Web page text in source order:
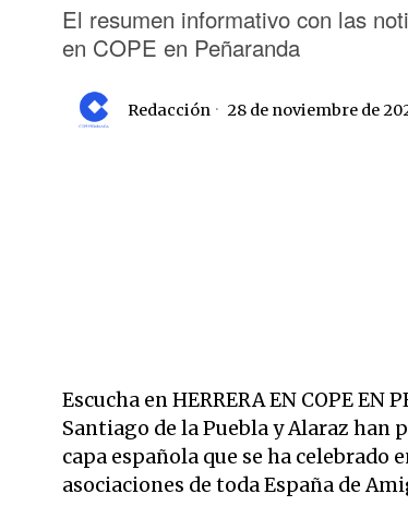
El resumen informativo con las
en COPE en Peñaranda
Redacción 28 de noviembre de
Escucha en HERRERA EN COPE EN
Santiago de la Puebla y Alaraz han
capa española que se ha celebrado
asociaciones de toda España de